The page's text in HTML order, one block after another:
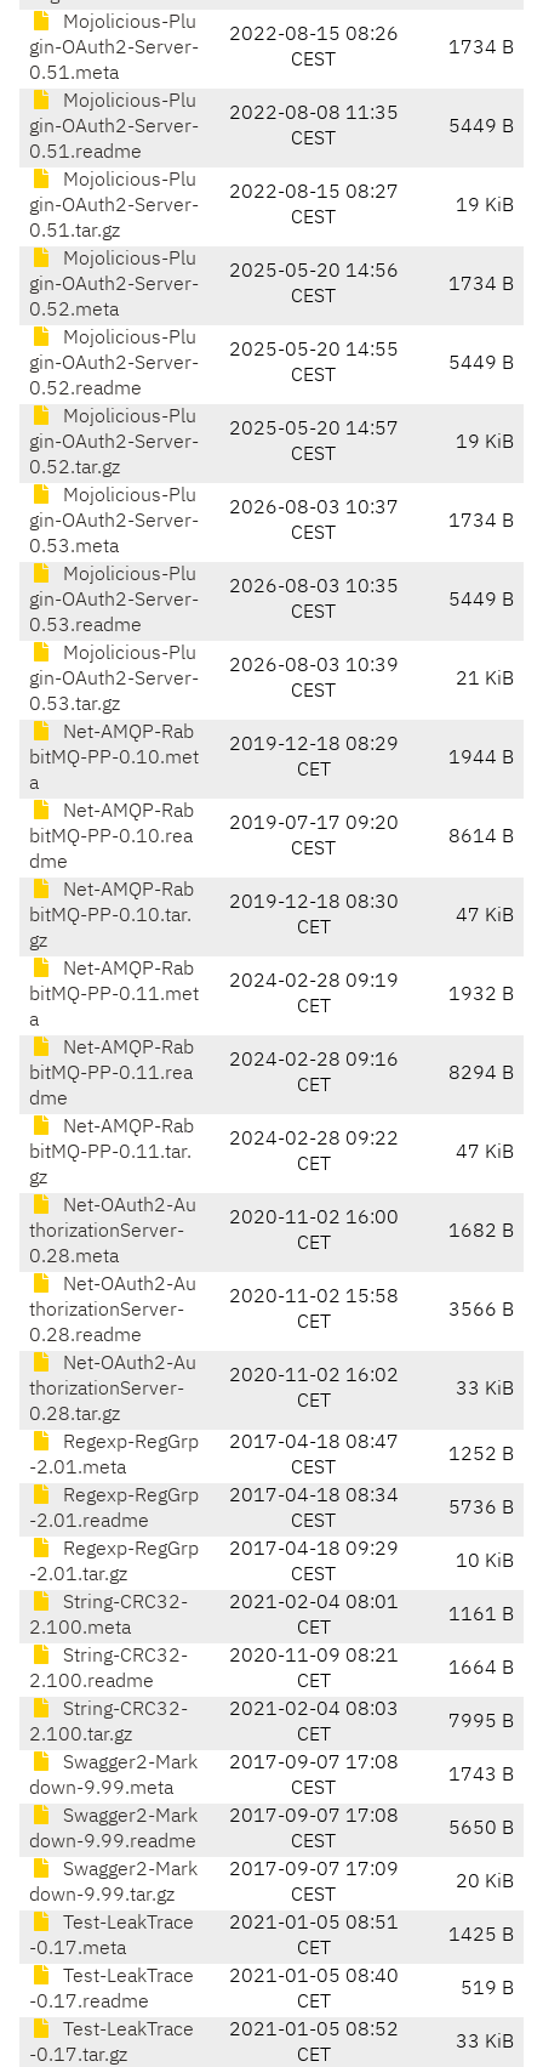
Mojolicious-Plu
gin-OAuth2-Server-
0.51.meta
2022-08-15 08:26
CEST
1734 B
Mojolicious-Plu
gin-OAuth2-Server-
0.51.readme
2022-08-08 11:35
CEST
5449 B
Mojolicious-Plu
gin-OAuth2-Server-
0.51.tar.gz
2022-08-15 08:27
CEST
19 KiB
Mojolicious-Plu
gin-OAuth2-Server-
0.52.meta
2025-05-20 14:56
CEST
1734 B
Mojolicious-Plu
gin-OAuth2-Server-
0.52.readme
2025-05-20 14:55
CEST
5449 B
Mojolicious-Plu
gin-OAuth2-Server-
0.52.tar.gz
2025-05-20 14:57
CEST
19 KiB
Mojolicious-Plu
gin-OAuth2-Server-
0.53.meta
2026-08-03 10:37
CEST
1734 B
Mojolicious-Plu
gin-OAuth2-Server-
0.53.readme
2026-08-03 10:35
CEST
5449 B
Mojolicious-Plu
gin-OAuth2-Server-
0.53.tar.gz
2026-08-03 10:39
CEST
21 KiB
Net-AMQP-Rab
bitMQ-PP-0.10.met
a
2019-12-18 08:29
CET
1944 B
Net-AMQP-Rab
bitMQ-PP-0.10.rea
dme
2019-07-17 09:20
CEST
8614 B
Net-AMQP-Rab
bitMQ-PP-0.10.tar.
gz
2019-12-18 08:30
CET
47 KiB
Net-AMQP-Rab
bitMQ-PP-0.11.met
a
2024-02-28 09:19
CET
1932 B
Net-AMQP-Rab
bitMQ-PP-0.11.rea
dme
2024-02-28 09:16
CET
8294 B
Net-AMQP-Rab
bitMQ-PP-0.11.tar.
gz
2024-02-28 09:22
CET
47 KiB
Net-OAuth2-Au
thorizationServer-
0.28.meta
2020-11-02 16:00
CET
1682 B
Net-OAuth2-Au
thorizationServer-
0.28.readme
2020-11-02 15:58
CET
3566 B
Net-OAuth2-Au
thorizationServer-
0.28.tar.gz
2020-11-02 16:02
CET
33 KiB
Regexp-RegGrp
-2.01.meta
2017-04-18 08:47
CEST
1252 B
Regexp-RegGrp
-2.01.readme
2017-04-18 08:34
CEST
5736 B
Regexp-RegGrp
-2.01.tar.gz
2017-04-18 09:29
CEST
10 KiB
String-CRC32-
2.100.meta
2021-02-04 08:01
CET
1161 B
String-CRC32-
2.100.readme
2020-11-09 08:21
CET
1664 B
String-CRC32-
2.100.tar.gz
2021-02-04 08:03
CET
7995 B
Swagger2-Mark
down-9.99.meta
2017-09-07 17:08
CEST
1743 B
Swagger2-Mark
down-9.99.readme
2017-09-07 17:08
CEST
5650 B
Swagger2-Mark
down-9.99.tar.gz
2017-09-07 17:09
CEST
20 KiB
Test-LeakTrace
-0.17.meta
2021-01-05 08:51
CET
1425 B
Test-LeakTrace
-0.17.readme
2021-01-05 08:40
CET
519 B
Test-LeakTrace
-0.17.tar.gz
2021-01-05 08:52
CET
33 KiB